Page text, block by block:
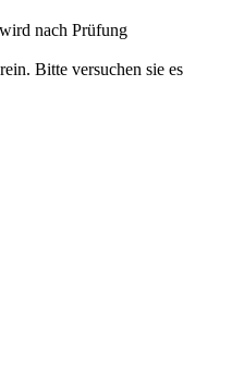
nach Prüfung
Bitte versuchen sie es